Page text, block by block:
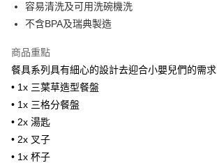
WeChat Pay
送貨方式
香港配送
每筆HK$55.00，滿HK$800.00或以上免運費
容易清洗及可用洗碗機洗
不含BPA及瑞典製造
商品重點
餐具系列具有細心的設計去迎合小嬰兒們的需求
• 1x 三葉草造型餐盤
• 1x 三格分餐盤
• 2x 湯匙
• 2x 叉子
• 1x 杯子